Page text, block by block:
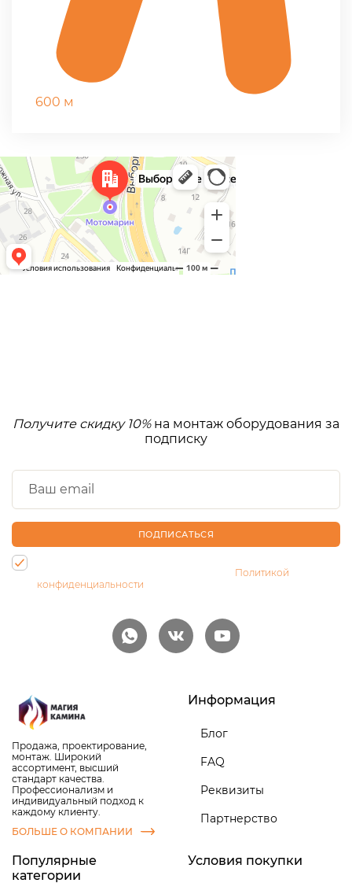
600 м
Получите скидку 10%на монтаж оборудования за
подписку
ПОДПИСАТЬСЯ
Политикой
конфиденциальности
Продажа, проектирование,
монтаж. Широкий
ассортимент, высший
стандарт качества.
Профессионализм и
индивидуальный подход к
каждому клиенту.
БОЛЬШЕ О КОМПАНИИ
Информация
Блог
FAQ
Реквизиты
Партнерство
Популярные
категории
Условия покупки